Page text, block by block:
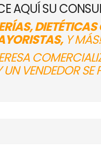
AQUÍ SU
Y MÁS!
VENDEDOR SE